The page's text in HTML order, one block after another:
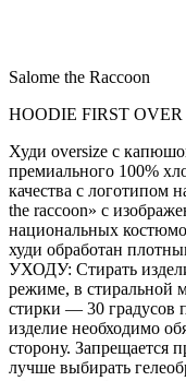
Salome the Raccoon
HOODIE FIRST
Худи oversize с
премиального 100%
качества с логотипом
the raccoon» с
национальных
худи обработан
УХОДУ: Стирать
режиме, в стиральной
стирки — 30 градусов
изделие необходимо
сторону. Запрещается
лучше выбирать